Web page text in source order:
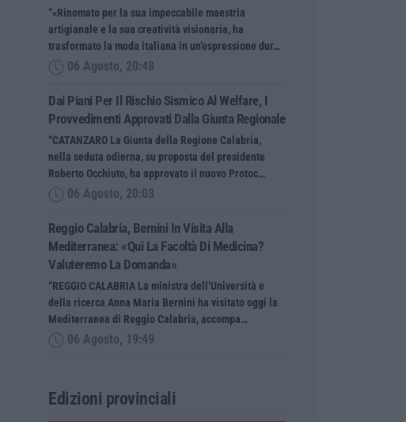
“«Rinomato per la sua impeccabile maestria
artigianale e la sua creatività visionaria, ha
trasformato la moda italiana in un’espressione dur…
06 Agosto, 20:48
Dai Piani Per Il Rischio Sismico Al Welfare, I
Provvedimenti Approvati Dalla Giunta Regionale
“CATANZARO La Giunta della Regione Calabria,
nella seduta odierna, su proposta del presidente
Roberto Occhiuto, ha approvato il nuovo Protoc…
06 Agosto, 20:03
Reggio Calabria, Bernini In Visita Alla
Mediterranea: «Qui La Facoltà Di Medicina?
Valuteremo La Domanda»
“REGGIO CALABRIA La ministra dell’Università e
della ricerca Anna Maria Bernini ha visitato oggi la
Mediterranea di Reggio Calabria, accompa…
06 Agosto, 19:49
Edizioni provinciali